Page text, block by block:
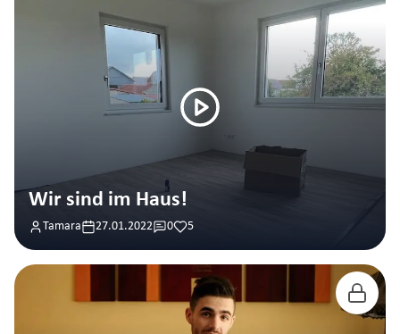
Wir sind im Haus!
Tamara 27.01.2022 0 5